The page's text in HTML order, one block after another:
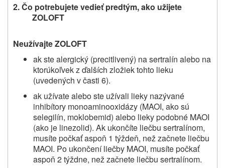
2. Čo potrebujete vedieť predtým, ako užijete
ZOLOFT
Neužívajte ZOLOFT
ak ste alergický (precitlivený) na sertralín alebo na
ktorúkoľvek z ďalších zložiek tohto lieku
(uvedených v časti 6).
ak užívate alebo ste užívali lieky nazývané
inhibítory monoaminooxidázy (MAOI, ako sú
selegilín, moklobemid) alebo lieky podobné MAOI
(ako je linezolid). Ak ukončíte liečbu sertralínom,
musíte počkať aspoň 1 týždeň, než začnete liečbu
MAOI. Po ukončení liečby MAOI, musíte počkať
aspoň 2 týždne, než začnete liečbu sertralínom.